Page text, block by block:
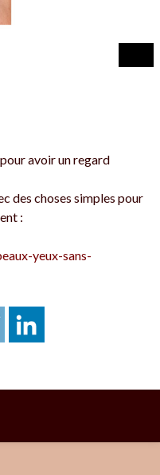
avoir un regard
des choses simples pour
:
yeux-sans-